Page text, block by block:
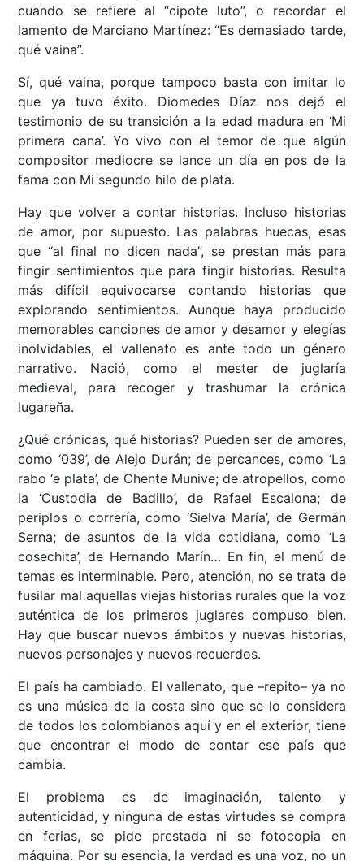
cuando se refiere al “cipote luto”, o recordar el
lamento de Marciano Martínez: “Es demasiado tarde,
qué vaina”.
Sí, qué vaina, porque tampoco basta con imitar lo
que ya tuvo éxito. Diomedes Díaz nos dejó el
testimonio de su transición a la edad madura en ‘Mi
primera cana’. Yo vivo con el temor de que algún
compositor mediocre se lance un día en pos de la
fama con Mi segundo hilo de plata.
Hay que volver a contar historias. Incluso historias
de amor, por supuesto. Las palabras huecas, esas
que “al final no dicen nada”, se prestan más para
fingir sentimientos que para fingir historias. Resulta
más difícil equivocarse contando historias que
explorando sentimientos. Aunque haya producido
memorables canciones de amor y desamor y elegías
inolvidables, el vallenato es ante todo un género
narrativo. Nació, como el mester de juglaría
medieval, para recoger y trashumar la crónica
lugareña.
¿Qué crónicas, qué historias? Pueden ser de amores,
como ‘039’, de Alejo Durán; de percances, como ‘La
rabo ‘e plata’, de Chente Munive; de atropellos, como
la ‘Custodia de Badillo’, de Rafael Escalona; de
periplos o correría, como ‘Sielva María’, de Germán
Serna; de asuntos de la vida cotidiana, como ‘La
cosechita’, de Hernando Marín… En fin, el menú de
temas es interminable. Pero, atención, no se trata de
fusilar mal aquellas viejas historias rurales que la voz
auténtica de los primeros juglares compuso bien.
Hay que buscar nuevos ámbitos y nuevas historias,
nuevos personajes y nuevos recuerdos.
El país ha cambiado. El vallenato, que –repito– ya no
es una música de la costa sino que se lo considera
de todos los colombianos aquí y en el exterior, tiene
que encontrar el modo de contar ese país que
cambia.
El problema es de imaginación, talento y
autenticidad, y ninguna de estas virtudes se compra
en ferias, se pide prestada ni se fotocopia en
máquina. Por su esencia, la verdad es una voz, no un